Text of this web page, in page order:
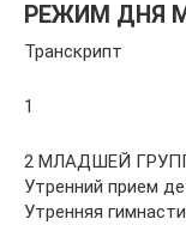
РЕЖИМ ДНЯ
Транскрипт
1
2 МЛАДШЕЙ
Утренний прием
Утренняя